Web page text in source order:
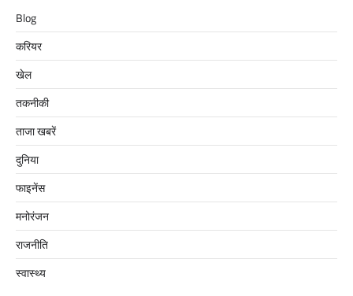
Blog
करियर
खेल
तकनीकी
ताजा खबरें
दुनिया
फाइनेंस
मनोरंजन
राजनीति
स्वास्थ्य